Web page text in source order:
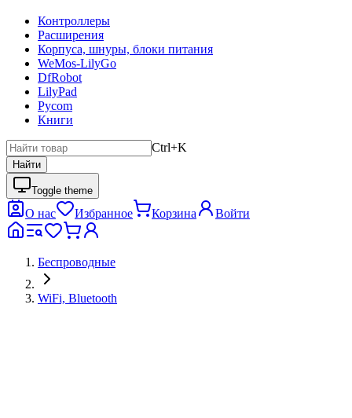
Контроллеры
Расширения
Корпуса, шнуры, блоки питания
WeMos-LilyGo
DfRobot
LilyPad
Pycom
Книги
Ctrl+K
Найти
Toggle theme
О нас Избранное Корзина Войти
Беспроводные
WiFi, Bluetooth